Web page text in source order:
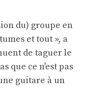
du) groupe en
et tout », a
de taguer le
que ce n'est pas
guitare à un